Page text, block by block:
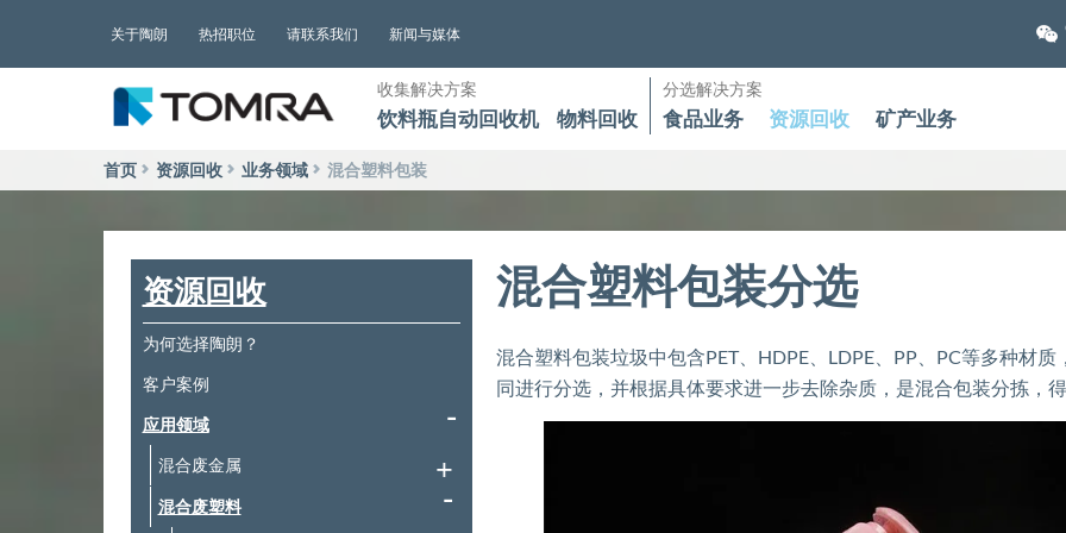
内
关于陶朗 热招职位 请联系我们 新闻与媒体
收集解决方案
饮料瓶自动回收机 物料回收
分选解决方案
食品业务 资源回收 矿产业务
首页 资源回收 业务领域 混合塑料包装
混合塑料包装分选
混合塑料包装垃圾中包含PET、HDPE、LDPE、PP、PC等多种材
同进行分选，并根据具体要求进一步去除杂质，是混合包装分拣，
资源回收
为何选择陶朗？
客户案例
应用领域
混合废金属
混合废塑料